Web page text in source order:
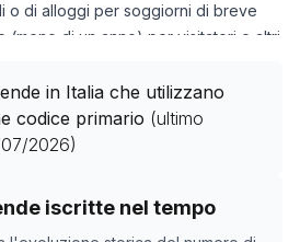
o di alloggi per soggiorni di breve
(meno di un anno) per visitatori e altri
datori di lavoro per personale
in Italia che utilizzano
codice primario (ultimo
2026)
iscritte nel tempo
con codice ATECO